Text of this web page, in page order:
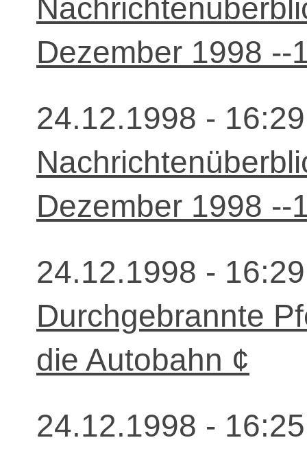
Dezember 1998 --
24.12.1998 -
Dezember 1998 --
24.12.1998 -
Durchgebrannte
die Autobahn ¢
24.12.1998 -